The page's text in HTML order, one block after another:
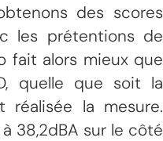
des scores
les prétentions de
fait alors mieux que
quelle que soit la
réalisée la mesure.
38,2dBA sur le côté